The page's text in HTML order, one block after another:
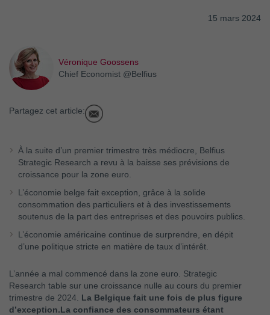
15 mars 2024
Véronique Goossens
Chief Economist @Belfius
Partagez cet article:
À la suite d’un premier trimestre très médiocre, Belfius
Strategic Research a revu à la baisse ses prévisions de
croissance pour la zone euro.
L’économie belge fait exception, grâce à la solide
consommation des particuliers et à des investissements
soutenus de la part des entreprises et des pouvoirs publics.
L’économie américaine continue de surprendre, en dépit
d’une politique stricte en matière de taux d’intérêt.
L’année a mal commencé dans la zone euro. Strategic
Research table sur une croissance nulle au cours du premier
trimestre de 2024. La Belgique fait une fois de plus figure
d’exception.La confiance des consommateurs étant